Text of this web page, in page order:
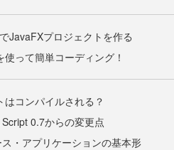
JavaFXプロジェクトを作る
使って簡単コーディング！
はコンパイルされる？
0.7からの変更点
・アプリケーションの基本形